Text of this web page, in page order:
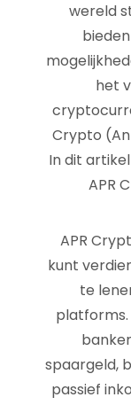
wereld
het
Crypto
In dit
APR
APR
kunt
te
spaargeld,
passief